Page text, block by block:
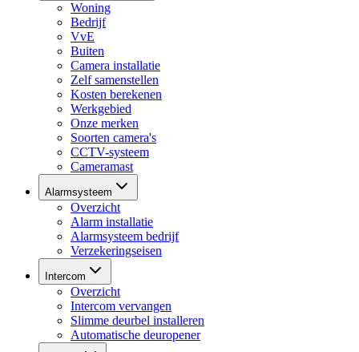
Woning
Bedrijf
VvE
Buiten
Camera installatie
Zelf samenstellen
Kosten berekenen
Werkgebied
Onze merken
Soorten camera's
CCTV-systeem
Cameramast
Alarmsysteem
Overzicht
Alarm installatie
Alarmsysteem bedrijf
Verzekeringseisen
Intercom
Overzicht
Intercom vervangen
Slimme deurbel installeren
Automatische deuropener